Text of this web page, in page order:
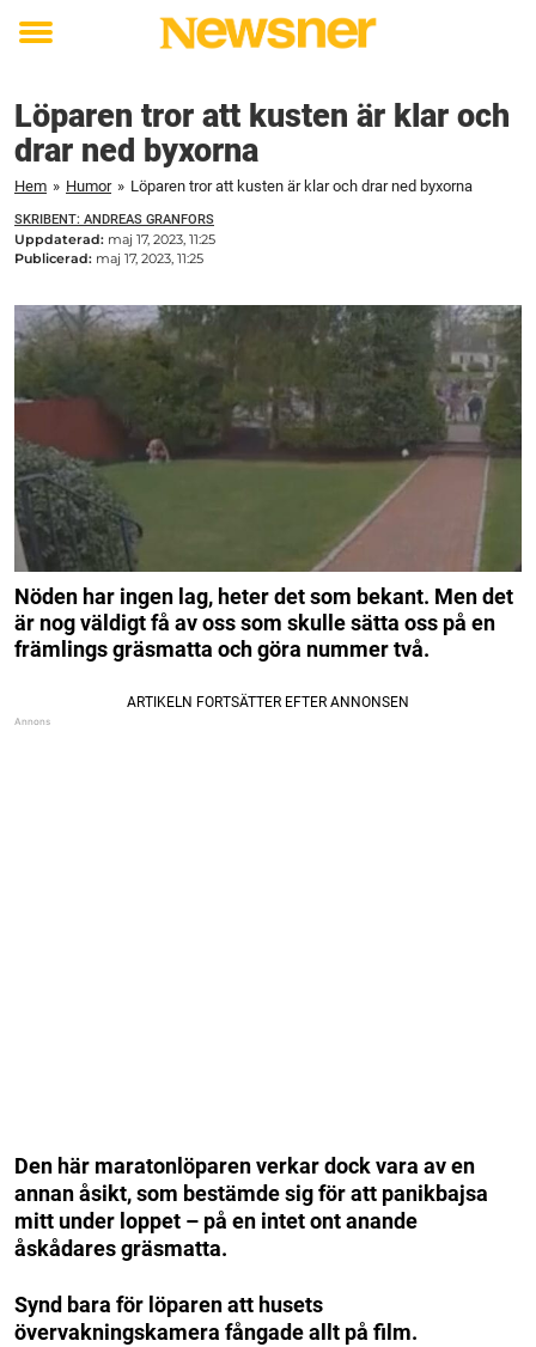
Toggle
Löparen tror att kusten är klar och
drar ned byxorna
Hem » Humor » Löparen tror att kusten är klar och drar ned byxorna
SKRIBENT: ANDREAS GRANFORS
Uppdaterad: maj 17, 2023, 11:25
Publicerad: maj 17, 2023, 11:25
Nöden har ingen lag, heter det som bekant. Men det
är nog väldigt få av oss som skulle sätta oss på en
främlings gräsmatta och göra nummer två.
Den här maratonlöparen verkar dock vara av en
annan åsikt, som bestämde sig för att panikbajsa
mitt under loppet – på en intet ont anande
åskådares gräsmatta.
Synd bara för löparen att husets
övervakningskamera fångade allt på film.